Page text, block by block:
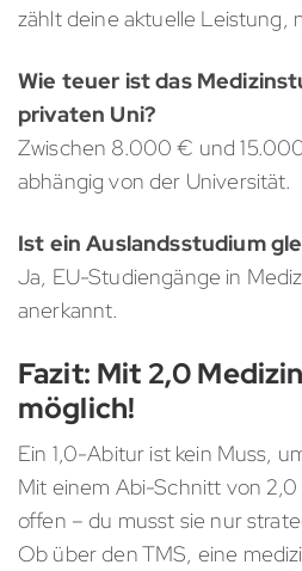
zählt deine aktuelle Leistung,
Wie teuer ist das
privaten Uni?
Zwischen 8.000 € und
abhängig von der Universität.
Ist ein Auslandsstudium
Ja, EU-Studiengänge in
anerkannt.
Fazit: Mit 2,0
möglich!
Ein 1,0-Abitur ist kein Muss,
Mit einem Abi-Schnitt von
offen – du musst sie nur
Ob über den TMS, eine